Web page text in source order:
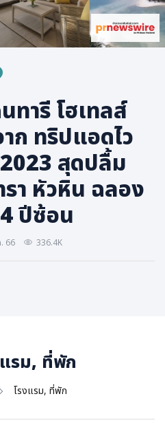
ารี โฮเทลส์
ก ทริปแอดไว
สุดปลื้ม
า หัวหิน ฉลอง
ปีซ้อน
66 336.4K
แรม, ที่พัก
โรงแรม, ที่พัก